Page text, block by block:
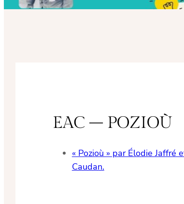
EAC – POZIOÙ
« Pozioù » par Élodie Jaffré
Caudan.